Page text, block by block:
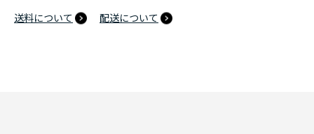
送料について 配送について